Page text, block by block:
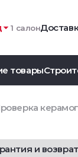
1 салон
товары
и возврат